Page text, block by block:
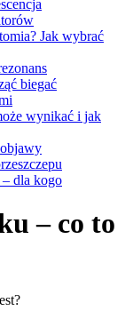
Jak wybrać
biegać
wynikać i jak
– dla kogo
– co to